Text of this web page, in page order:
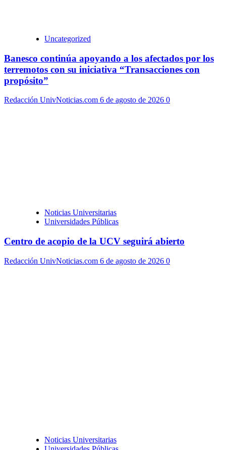
Uncategorized
Banesco continúa apoyando a los afectados por los
terremotos con su iniciativa “Transacciones con
propósito”
Redacción UnivNoticias.com 6 de agosto de 2026 0
Noticias Universitarias
Universidades Públicas
Centro de acopio de la UCV seguirá abierto
Redacción UnivNoticias.com 6 de agosto de 2026 0
Noticias Universitarias